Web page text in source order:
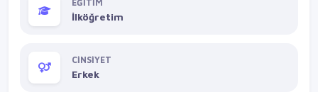
EĞİTİM
İlköğretim
CİNSİYET
Erkek